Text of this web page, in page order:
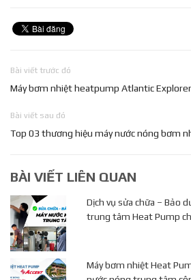
Bài viết trước đó
Máy bơm nhiệt heatpump Atlantic
Bài viết sau đó
Top 03 thương hiệu máy nước nóng bơm
BÀI VIẾT LIÊN QUAN
Dịch vụ sửa chữa – Bảo
trung tâm Heat Pump
Máy bơm nhiệt Heat